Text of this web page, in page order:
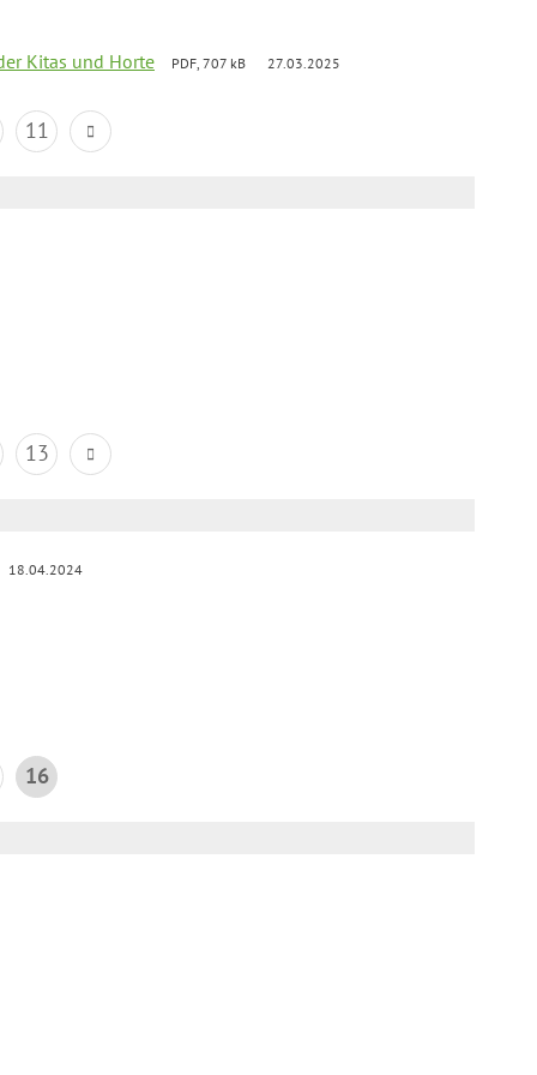
Kitas und Horte PDF, 707 kB 27.03.2025
11
13
18.04.2024
16